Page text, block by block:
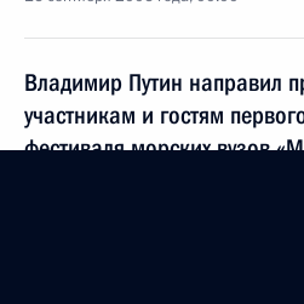
Владимир Путин направил
участникам и гостям
фестиваля морских вузов